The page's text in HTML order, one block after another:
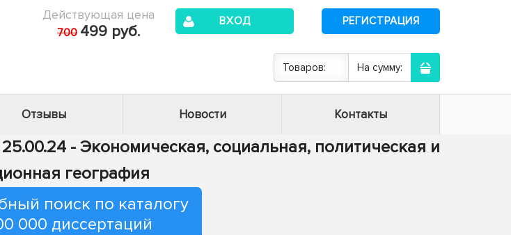
Действующая цена
700 499 руб.
ВХОД РЕГИСТРАЦИЯ
Товаров: На сумму:
Отзывы Новости Контакты
25.00.24 - Экономическая, социальная, политическая и
география
поиск по каталогу
000 диссертаций